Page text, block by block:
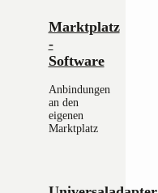
Marktplatz
-
Software
Anbindungen
an den
eigenen
Marktplatz